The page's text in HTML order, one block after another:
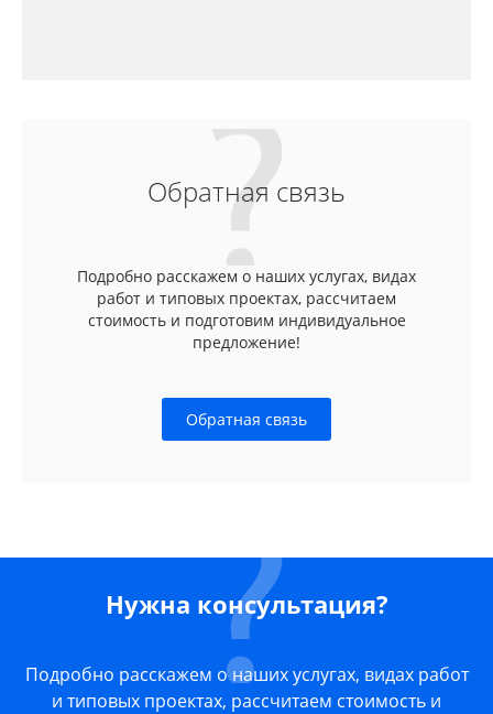
Обратная связь
Подробно расскажем о наших услугах, видах
работ и типовых проектах, рассчитаем
стоимость и подготовим индивидуальное
предложение!
Обратная связь
Нужна консультация?
Подробно расскажем о наших услугах, видах работ
и типовых проектах, рассчитаем стоимость и